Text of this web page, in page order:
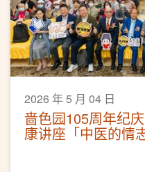
2026 年 5 月 04 日
啬色园105周年纪
康讲座「中医的情